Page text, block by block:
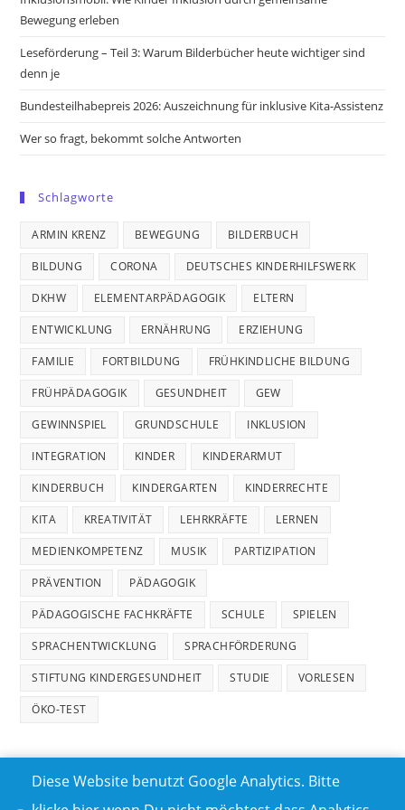
Bewegung erleben
Leseförderung – Teil 3: Warum Bilderbücher heute wichtiger sind
denn je
Bundesteilhabepreis 2026: Auszeichnung für inklusive Kita-Assistenz
Wer so fragt, bekommt solche Antworten
Schlagworte
ARMIN KRENZ BEWEGUNG BILDERBUCH
BILDUNG CORONA DEUTSCHES KINDERHILFSWERK
DKHW ELEMENTARPÄDAGOGIK ELTERN
ENTWICKLUNG ERNÄHRUNG ERZIEHUNG
FAMILIE FORTBILDUNG FRÜHKINDLICHE BILDUNG
FRÜHPÄDAGOGIK GESUNDHEIT GEW
GEWINNSPIEL GRUNDSCHULE INKLUSION
INTEGRATION KINDER KINDERARMUT
KINDERBUCH KINDERGARTEN KINDERRECHTE
KITA KREATIVITÄT LEHRKRÄFTE LERNEN
MEDIENKOMPETENZ MUSIK PARTIZIPATION
PRÄVENTION PÄDAGOGIK
PÄDAGOGISCHE FACHKRÄFTE SCHULE SPIELEN
SPRACHENTWICKLUNG SPRACHFÖRDERUNG
STIFTUNG KINDERGESUNDHEIT STUDIE VORLESEN
ÖKO-TEST
Diese Website benutzt Google Analytics. Bitte